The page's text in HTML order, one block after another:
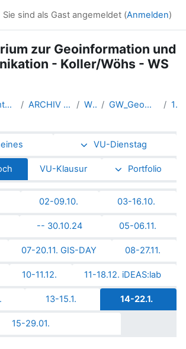
Sie sind als Gast angemeldet (Anmelden)
zur Geoinformation und
- Koller/Wöhs - WS
Lehramtsausbildung GW im Clust... ARCHIV - Lehrveranstaltungen a... WS 2024/25 GW_Geomedien_KOGeoinformation_... 14-22.1.
VU-Dienstag
VU-Klausur Portfolio
02-09.10. 03-16.10.
-- 30.10.24 05-06.11.
07-20.11. GIS-DAY 08-27.11.
10-11.12. 11-18.12. iDEAS:lab
13-15.1. 14-22.1.
15-29.01.